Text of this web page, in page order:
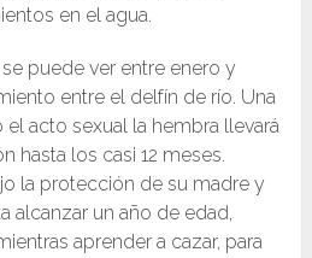
en el agua.
puede ver entre enero y
entre el delfín de río. Una
acto sexual la hembra llevará
hasta los casi 12 meses.
la protección de su madre y
alcanzar un año de edad,
aprender a cazar, para